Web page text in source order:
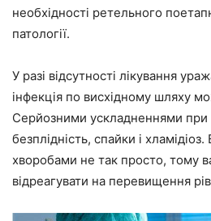
необхідності ретельного
патології.
У разі відсутності лікування
інфекція по висхідному шляху
Серйозними ускладненнями при
безплідність, спайки і
хворобами не так просто, тому
відреагувати на перевищення